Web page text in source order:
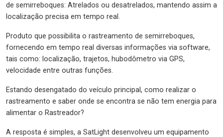
de semirreboques: Atrelados ou desatrelados, mantendo assim a
localização precisa em tempo real.
Produto que possibilita o rastreamento de semirreboques,
fornecendo em tempo real diversas informações via software,
tais como: localização, trajetos, hubodômetro via GPS,
velocidade entre outras funções.
Estando desengatado do veículo principal, como realizar o
rastreamento e saber onde se encontra se não tem energia para
alimentar o Rastreador?
A resposta é simples, a SatLight desenvolveu um equipamento